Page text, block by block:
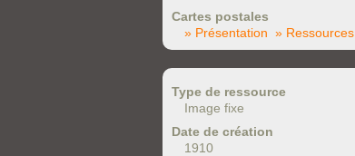
Cartes postales
» Présentation » Ressources
Type de ressource
Image fixe
Date de création
1910